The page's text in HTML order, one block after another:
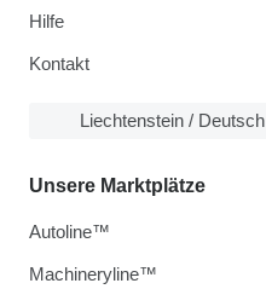
Hilfe
Kontakt
Liechtenstein / Deutsch
Unsere Marktplätze
Autoline™
Machineryline™